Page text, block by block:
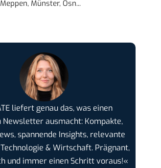
Meppen, Münster, Osn...
liefert genau das, was einen
Newsletter ausmacht: Kompakte,
spannende Insights, relevante
& Wirtschaft. Prägnant,
und immer einen Schritt voraus!«